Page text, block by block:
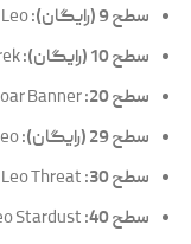
سطح 9 (رایگان):
سطح 10 (رایگان):
سطح 20:
سطح 29 (رایگان):
سطح 30:
سطح 40: